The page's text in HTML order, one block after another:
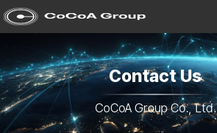
Contact Us
CoCoA Group Co., Ltd.